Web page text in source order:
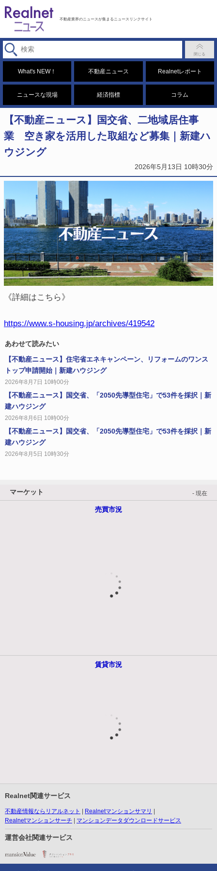
不動産業界のニュースが集まるニュースリンクサイト
What's NEW！ 不動産ニュース Realnetレポート
ニュースな現場 経済指標 コラム
【不動産ニュース】国交省、二地域居住事
業 空き家を活用した取組など募集｜新建ハ
ウジング
2026年5月13日 10時30分
《詳細はこちら》
https://www.s-housing.jp/archives/419542
あわせて読みたい
【不動産ニュース】住宅省エネキャンペーン、リフォームのワンス
トップ申請開始｜新建ハウジング
2026年8月7日 10時00分
【不動産ニュース】国交省、「2050先導型住宅」で53件を採択｜新
建ハウジング
2026年8月6日 10時00分
【不動産ニュース】国交省、「2050先導型住宅」で53件を採択｜新
建ハウジング
2026年8月5日 10時30分
マーケット - 現在
売買市況
賃貸市況
Realnet関連サービス
不動産情報ならリアルネット
Realnetマンションサマリ
Realnetマンションサーチ
マンションデータダウンロードサービス
運営会社関連サービス